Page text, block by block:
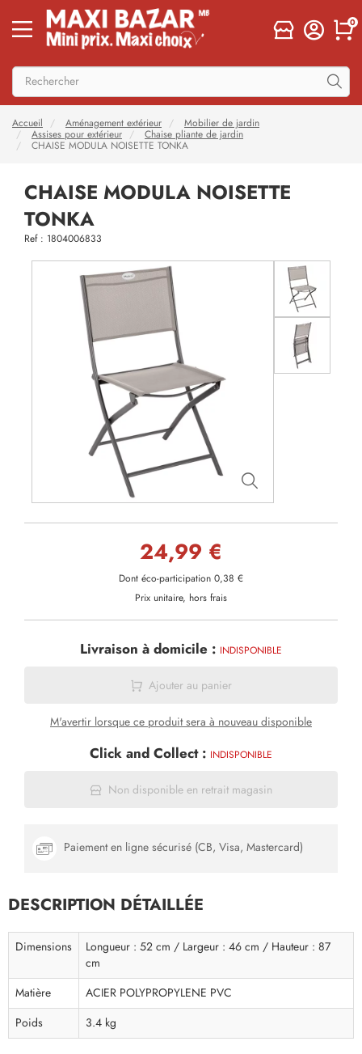
0
Accueil Aménagement extérieur
Mobilier de jardin
Assises pour extérieur
Chaise pliante de jardin
CHAISE MODULA NOISETTE TONKA
CHAISE MODULA NOISETTE
TONKA
Ref : 1804006833
24,99 €
Dont éco-participation 0,38 €
Prix unitaire, hors frais
Livraison à domicile : INDISPONIBLE
Ajouter au panier
M'avertir lorsque ce produit sera à nouveau disponible
Click and Collect : INDISPONIBLE
Non disponible en retrait magasin
Paiement en ligne sécurisé (CB, Visa, Mastercard)
DESCRIPTION DÉTAILLÉE
Dimensions
Longueur : 52 cm / Largeur : 46 cm / Hauteur : 87
cm
Matière
ACIER POLYPROPYLENE PVC
Poids
3.4 kg